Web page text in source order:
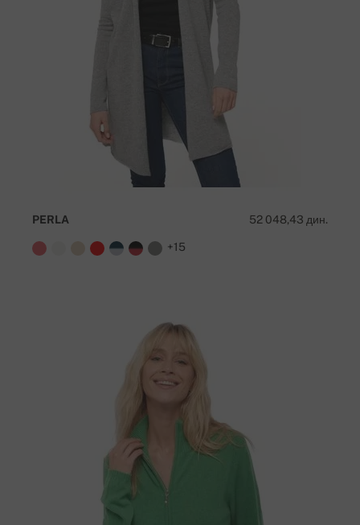
52 048,43 дин.
PERLA
+15